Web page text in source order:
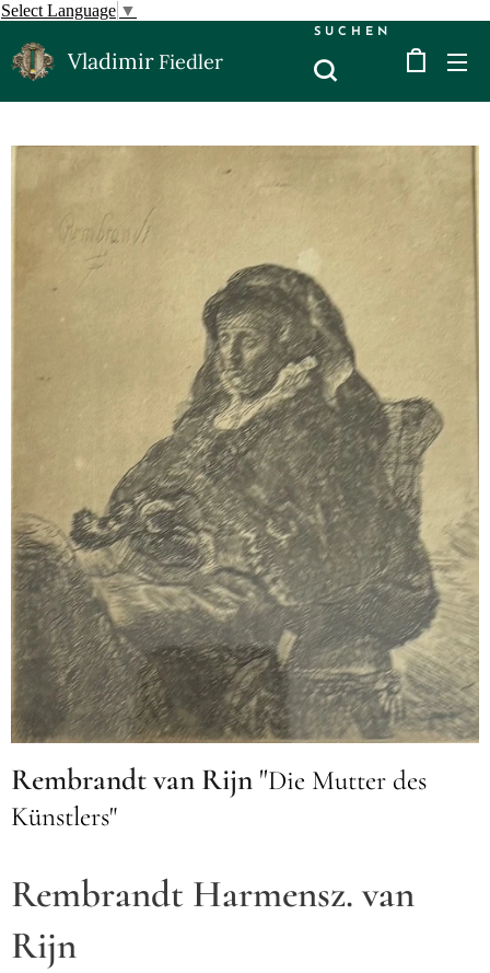
Select Language ▼
Vladimir Fiedler
SUCHEN
Rembrandt van Rijn "Die Mutter des
Künstlers"
Rembrandt Harmensz. van
Rijn